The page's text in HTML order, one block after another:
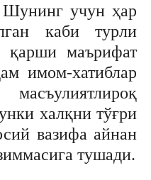
Шунинг учун ҳар
каби турли
қарши маърифат
имом-хатиблар
халқни тўғри
вазифа айнан
тушади.